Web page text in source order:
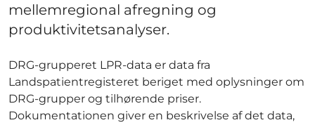
mellemregional afregning og
produktivitetsanalyser.
DRG-grupperet LPR-data er data fra
Landspatientregisteret beriget med oplysninger om
DRG-grupper og tilhørende priser.
Dokumentationen giver en beskrivelse af det data,